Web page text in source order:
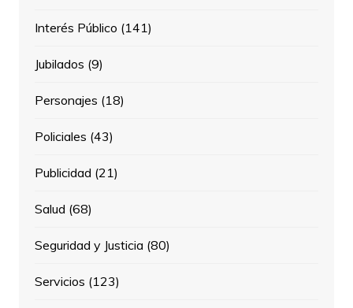
Interés Público (141)
Jubilados (9)
Personajes (18)
Policiales (43)
Publicidad (21)
Salud (68)
Seguridad y Justicia (80)
Servicios (123)